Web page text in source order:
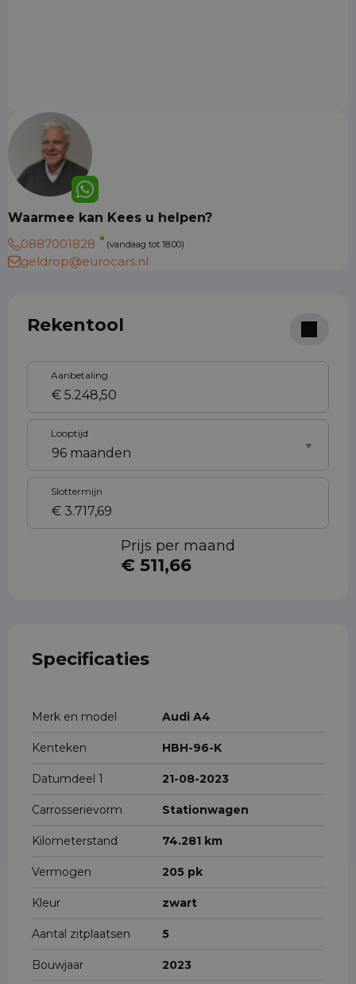
Waarmee kan Kees u helpen?
0887001828
(vandaag tot 18:00)
geldrop@eurocars.nl
Rekentool
Aanbetaling
Looptijd
Slottermijn
Prijs per maand
€ 511,66
Specificaties
Merk en model Audi A4
Kenteken HBH-96-K
Datumdeel 1 21-08-2023
Carrosserievorm Stationwagen
Kilometerstand 74.281 km
Vermogen 205 pk
Kleur zwart
Aantal zitplaatsen 5
Bouwjaar 2023